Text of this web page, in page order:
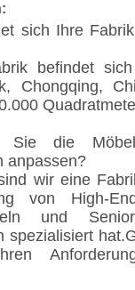
sich Ihre
befindet
Chongqing,
Sie die
anpassen?
wir eine
von High-
und
spezialisiert